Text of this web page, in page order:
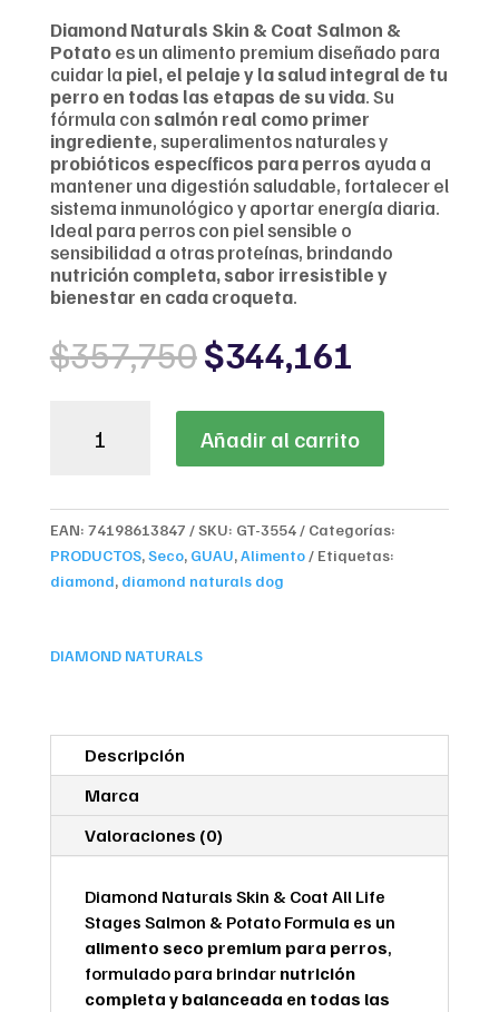
Diamond Naturals Skin & Coat Salmon &
Potatoes un alimento premium diseñado para
cuidar la piel, el pelaje y la salud integral de tu
perro en todas las etapas de su vida. Su
fórmula consalmón real como primer
ingrediente, superalimentos naturales y
probióticos específicos para perros ayuda a
mantener una digestión saludable, fortalecer el
sistema inmunológico y aportar energía diaria.
Ideal para perros con piel sensible o
sensibilidad a otras proteínas, brindando
nutrición completa, sabor irresistible y
bienestar en cada croqueta.
$357,750Original
price
was:
$357,750.
$344,161
is:
Naturals
Coat
Salmón
y
Patata
Perros
Añadir al carrito
EAN: 74198613847 SKU: GT-3554
Categorías:
PRODUCTOS,Seco, GUAU,Alimento
Etiquetas:
diamond, diamond naturals dog
DIAMOND NATURALS
Descripción
Marca
Valoraciones (0)
Diamond Naturals Skin & Coat All Life
Stages Salmon & Potato Formula es un
alimento seco premium para perros,
formulado para brindar nutrición
completa y balanceada en todas las